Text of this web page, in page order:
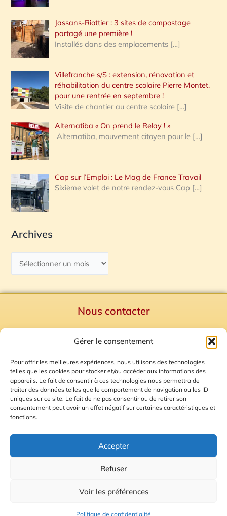
Gérer le consentement
Pour offrir les meilleures expériences, nous utilisons des technologies
telles que les cookies pour stocker et/ou accéder aux informations des
appareils. Le fait de consentir à ces technologies nous permettra de
traiter des données telles que le comportement de navigation ou les ID
uniques sur ce site. Le fait de ne pas consentir ou de retirer son
consentement peut avoir un effet négatif sur certaines caractéristiques et
fonctions.
Accepter
Refuser
Voir les préférences
Politique de confidentialité
Jassans-Riottier : 3 sites de compostage
partagé une première !
Installés dans des emplacements […]
Villefranche s/S : extension, rénovation et
réhabilitation du centre scolaire Pierre Montet,
pour une rentrée en septembre !
Visite de chantier au centre scolaire […]
Alternatiba « On prend le Relay ! »
Alternatiba, mouvement citoyen pour le […]
Cap sur l’Emploi : Le Mag de France Travail
Sixième volet de notre rendez-vous Cap […]
Archives
Nous contacter
Mentions Légales
Plan du site
Gestion des Cookies
© 2026 Radio Calade